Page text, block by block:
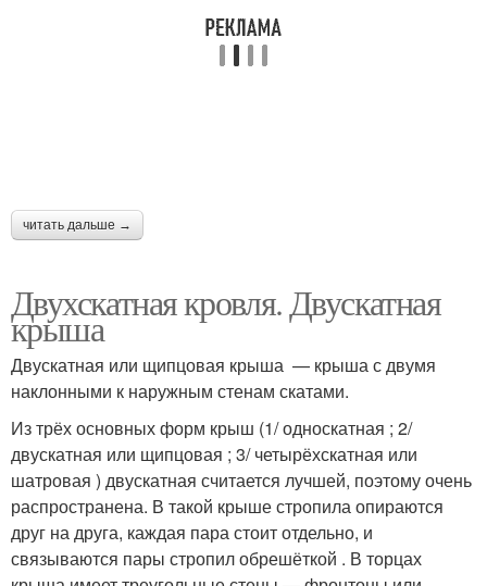
читать дальше →
Двухскатная кровля. Двускатная
крыша
Двускатная или щипцовая крыша — крыша с двумя
наклонными к наружным стенам скатами.
Из трёх основных форм крыш (1/ односкатная ; 2/
двускатная или щипцовая ; 3/ четырёхскатная или
шатровая ) двускатная считается лучшей, поэтому очень
распространена. В такой крыше стропила опираются
друг на друга, каждая пара стоит отдельно, и
связываются пары стропил обрешёткой . В торцах